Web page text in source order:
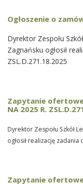
Ogłoszenie o
Dyrektor Zespołu
Zagnańsku ogłosił
ZSL.D.271.18.2025
Zapytanie ofertowe
NA 2025 R.
Dyrektor Zespołu Szkół
ogłosił realizację zadania
Zapytanie